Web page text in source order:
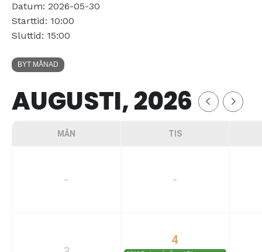
Datum: 2026-05-30
Starttid: 10:00
Sluttid: 15:00
BYT MÅNAD
AUGUSTI, 2026
MÅN TIS
- -
4